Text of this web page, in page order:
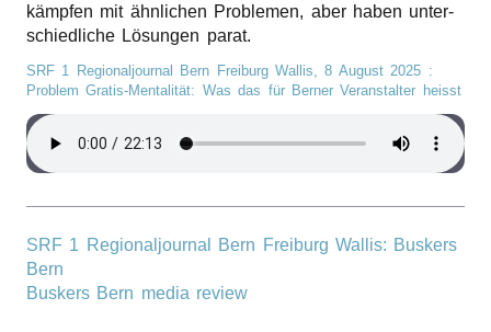
kämp­fen mit ähnli­chen Proble­men, aber haben unter­
schied­li­che Lösun­gen parat.
SRF 1 Regionaljournal Bern Freiburg Wallis,8 August 2025 :
Problem Gratis-Menta­li­tät: Was das für Berner Veran­stal­ter heisst
SRF 1 Regionaljournal Bern Freiburg Wallis: Buskers
Bern
Buskers Bern media review